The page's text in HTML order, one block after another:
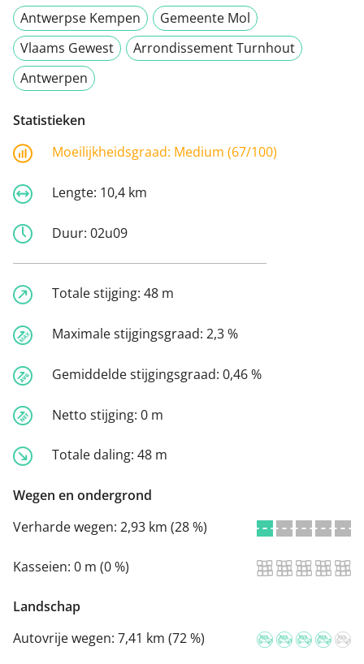
Antwerpse Kempen
Gemeente Mol
Vlaams Gewest
Arrondissement Turnhout
Antwerpen
Statistieken
Moeilijkheidsgraad: Medium (67/100)
Lengte: 10,4 km
Duur: 02u09
Totale stijging: 48 m
Maximale stijgingsgraad: 2,3 %
Gemiddelde stijgingsgraad: 0,46 %
Netto stijging: 0 m
Totale daling: 48 m
Wegen en ondergrond
Verharde wegen: 2,93 km (28 %)
Kasseien: 0 m (0 %)
Landschap
Autovrije wegen: 7,41 km (72 %)